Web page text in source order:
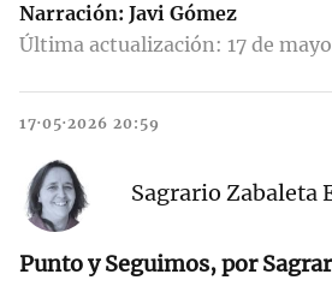
Narración: Javi Gómez
Última actualización: 17 de
17·05·2026 20:59
Sagrario Zabaleta
Punto y Seguimos, por